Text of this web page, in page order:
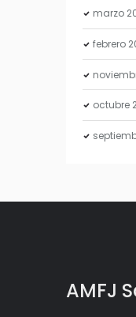
marzo
febrero
octubre
AMFJ